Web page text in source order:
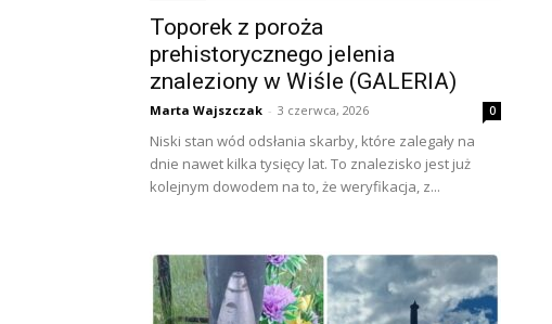
Toporek z poroża
prehistorycznego jelenia
znaleziony w Wiśle (GALERIA)
Marta Wajszczak - 3 czerwca, 2026 0
Niski stan wód odsłania skarby, które zalegały na
dnie nawet kilka tysięcy lat. To znalezisko jest już
kolejnym dowodem na to, że weryfikacja, z...